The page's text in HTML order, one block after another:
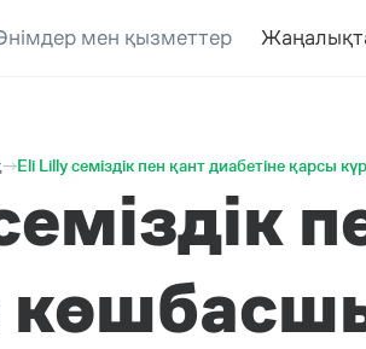
мен қызметтер
Eli Lilly семіздік пен қант диабетіне қарсы